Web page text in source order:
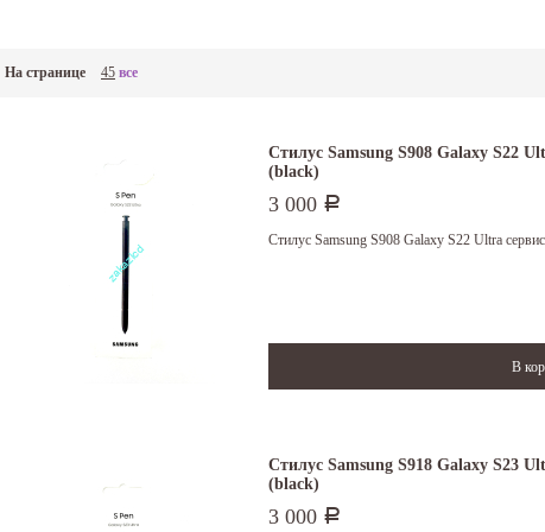
На странице 45 все
Стилус Samsung S908 Galaxy S22
(black)
3 000 Р
Стилус Samsung S908 Galaxy S22 Ultra
Стилус Samsung S918 Galaxy S23
(black)
3 000 Р